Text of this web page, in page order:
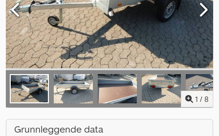
1 / 8
Grunnleggende data